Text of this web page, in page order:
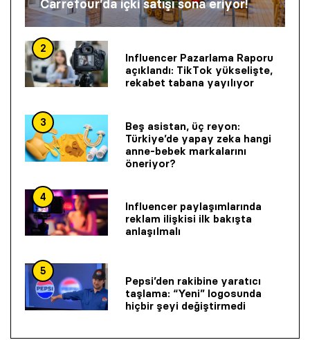
Carrefour’da içki satışı sona eriyor!
2
Influencer Pazarlama Raporu
açıklandı: TikTok yükselişte,
rekabet tabana yayılıyor
3
Beş asistan, üç reyon:
Türkiye’de yapay zeka hangi
anne-bebek markalarını
öneriyor?
4
Influencer paylaşımlarında
reklam ilişkisi ilk bakışta
anlaşılmalı
5
Pepsi’den rakibine yaratıcı
taşlama: “Yeni” logosunda
hiçbir şeyi değiştirmedi